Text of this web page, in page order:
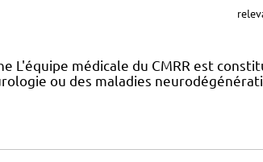
L'équipe médicale du CMRR est
ou des maladies